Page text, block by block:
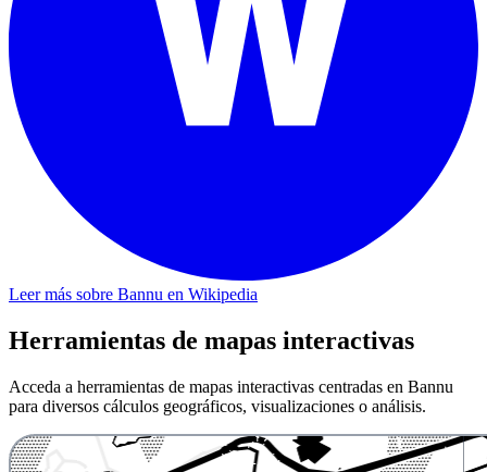
Leer más sobre Bannu en Wikipedia
Herramientas de mapas interactivas
Acceda a herramientas de mapas interactivas centradas en Bannu
para diversos cálculos geográficos, visualizaciones o análisis.